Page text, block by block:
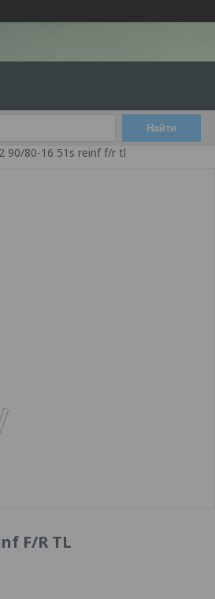
Найти
90/80-16 51s reinf f/r tl
F/R TL